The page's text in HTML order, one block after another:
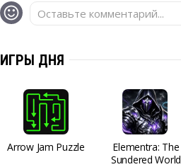
Оставьте комментарий...
ИГРЫ ДНЯ
Arrow Jam Puzzle
Elementra: The
Sundered World